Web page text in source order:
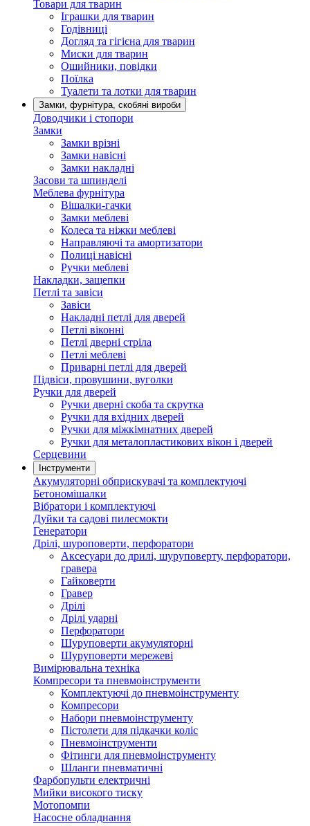
Товари для тварин
Іграшки для тварин
Годівниці
Догляд та гігієна для тварин
Миски для тварин
Ошийники, повідки
Поїлка
Туалети та лотки для тварин
Замки, фурнітура, скобяні вироби
Доводчики і стопори
Замки
Замки врізні
Замки навісні
Замки накладні
Засови та шпинделі
Меблева фурнітура
Вішалки-гачки
Замки меблеві
Колеса та ніжки меблеві
Направляючі та амортизатори
Полиці навісні
Ручки меблеві
Накладки, защепки
Петлі та завіси
Завіси
Накладні петлі для дверей
Петлі віконні
Петлі дверні стріла
Петлі меблеві
Приварні петлі для дверей
Підвіси, провушини, вуголки
Ручки для дверей
Ручки дверні скоба та скрутка
Ручки для вхідних дверей
Ручки для міжкімнатних дверей
Ручки для металопластикових вікон і дверей
Серцевини
Інструменти
Акумуляторні обприскувачі та комплектуючі
Бетономішалки
Вібратори і комплектуючі
Дуйки та садові пилесмокти
Генератори
Дрілі, шуроповерти, перфоратори
Аксесуари до дрилі, шуруповерту, перфоратори,
гравера
Гайковерти
Гравер
Дрілі
Дрілі ударні
Перфоратори
Шуруповерти акумуляторні
Шуруповерти мережеві
Вимірювальна техніка
Компресори та пневмоінструменти
Комплектуючі до пневмоінструменту
Компресори
Набори пневмоінструменту
Пістолети для підкачки коліс
Пневмоінструменти
Фітинги для пневмоінструменту
Шланги пневматичні
Фарбопульти електричні
Мийки високого тиску
Мотопомпи
Насосне обладнання